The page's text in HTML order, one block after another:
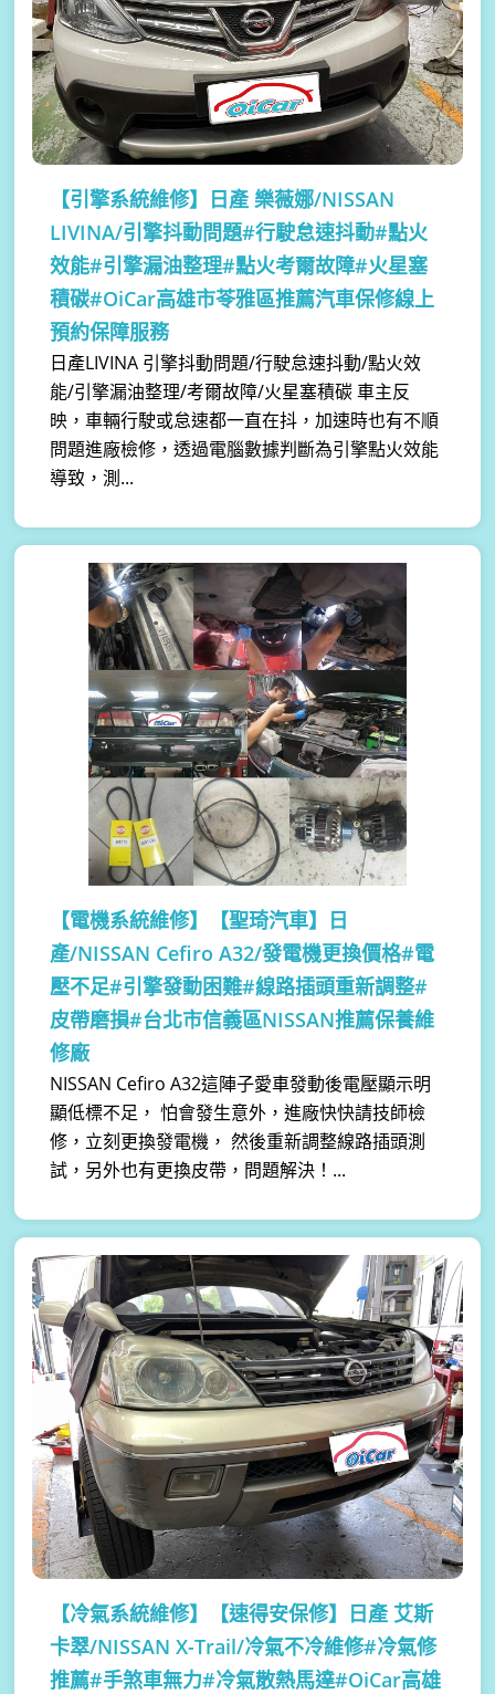
【引擎系統維修】 日產 樂薇娜/NISSAN
LIVINA/引擎抖動問題#行駛怠速抖動#點火
效能#引擎漏油整理#點火考爾故障#火星塞
積碳#OiCar高雄市苓雅區推薦汽車保修線上
預約保障服務
日產LIVINA 引擎抖動問題/行駛怠速抖動/點火效
能/引擎漏油整理/考爾故障/火星塞積碳 車主反
映，車輛行駛或怠速都一直在抖，加速時也有不順
問題進廠檢修，透過電腦數據判斷為引擎點火效能
導致，測...
【電機系統維修】
【聖琦汽車】日
產/NISSAN Cefiro A32/發電機更換價格#電
壓不足#引擎發動困難#線路插頭重新調整#
皮帶磨損#台北市信義區NISSAN推薦保養維
修廠
NISSAN Cefiro A32這陣子愛車發動後電壓顯示明
顯低標不足， 怕會發生意外，進廠快快請技師檢
修，立刻更換發電機， 然後重新調整線路插頭測
試，另外也有更換皮帶，問題解決！...
【冷氣系統維修】
【速得安保修】日產 艾斯
卡翠/NISSAN X-Trail/冷氣不冷維修#冷氣修
推薦#手煞車無力#冷氣散熱馬達#OiCar高雄